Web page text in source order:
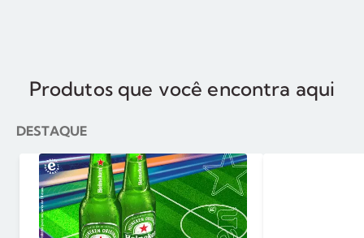
Produtos que você encontra aqui
DESTAQUE